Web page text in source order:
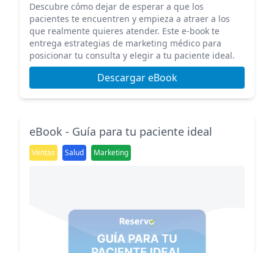
Descubre cómo dejar de esperar a que los
pacientes te encuentren y empieza a atraer a los
que realmente quieres atender. Este e-book te
entrega estrategias de marketing médico para
posicionar tu consulta y elegir a tu paciente ideal.
Descargar eBook
eBook - Guía para tu paciente ideal
Ventas Salud Marketing